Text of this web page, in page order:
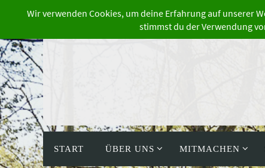
Zum
Inhalt
springen
START ÜBER UNS MITMACHEN